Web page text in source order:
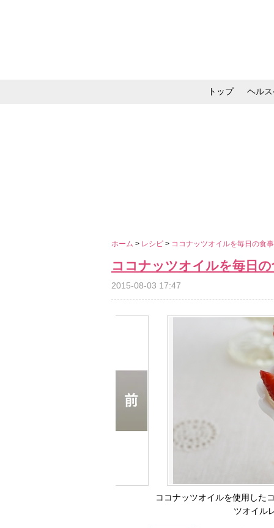
トップ ヘル
ホーム > レシピ > ココナッツオイルを毎日の
ココナッツオイルを毎日
2015-08-03 17:47
ココナッツオイルを使用した
ツオイル